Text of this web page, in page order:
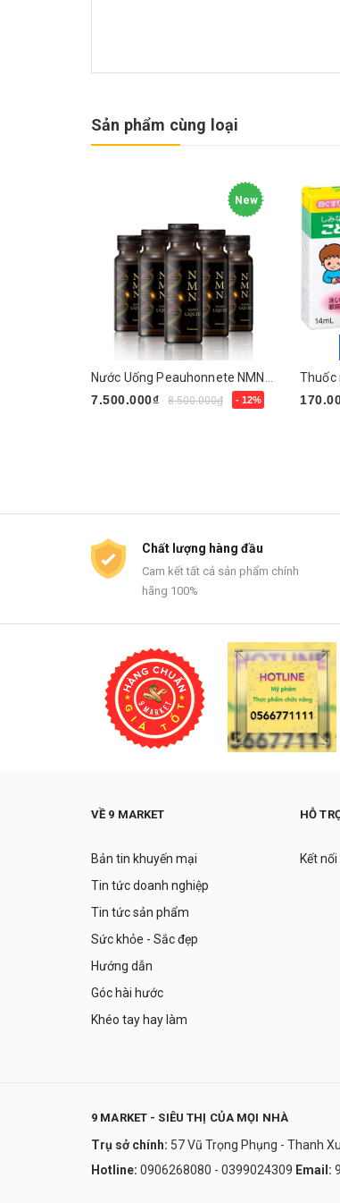
Sản phẩm cùng loại
New
7.500.000₫
8.500.000₫ - 12%
Chất lượng hàng đầu
Cam kết tất cả sản phẩm chính
hãng 100%
VỀ 9 MARKET
Bản tin khuyến mại
Tin tức doanh nghiệp
Tin tức sản phẩm
Sức khỏe - Sắc đẹp
Hướng dẫn
Góc hài hước
Khéo tay hay làm
HỖ
Kết
9 MARKET - SIÊU THỊ CỦA MỌI NHÀ
Trụ sở chính: 57 Vũ Trọng Phụng - Thanh
Hotline: 0906268080 - 0399024309 Email: